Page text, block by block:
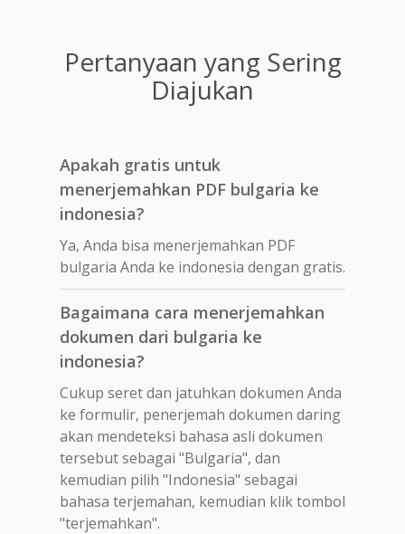
Pertanyaan yang Sering
Diajukan
Apakah gratis untuk
menerjemahkan PDF bulgaria ke
indonesia?
Ya, Anda bisa menerjemahkan PDF
bulgaria Anda ke indonesia dengan gratis.
Bagaimana cara menerjemahkan
dokumen dari bulgaria ke
indonesia?
Cukup seret dan jatuhkan dokumen Anda
ke formulir, penerjemah dokumen daring
akan mendeteksi bahasa asli dokumen
tersebut sebagai "Bulgaria", dan
kemudian pilih "Indonesia" sebagai
bahasa terjemahan, kemudian klik tombol
"terjemahkan".